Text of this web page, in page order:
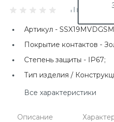
Артикул -
Покрытие контактов -
Степень защиты - IP67;
Тип изделия /
Все характеристики
Описание